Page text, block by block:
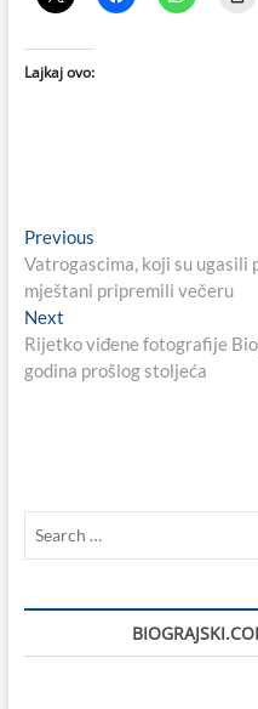
Lajkaj ovo:
Navigacija
objava
PreviousPrevious
post:
Vatrogascima, koji su ugasili
mještani pripremili večeru
NextNext
post:
Rijetko viđene fotografije
godina prošlog stoljeća